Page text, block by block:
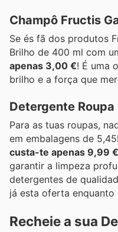
Champô Fructis
Se és fã dos produtos
Brilho de 400 ml com
apenas 3,00 €! É uma
brilho e a força que
Detergente
Para as tuas roupas,
em embalagens de
custa-te apenas 9,99 €
garantir a limpeza
detergentes de
já esta oferta enquanto
Recheie a sua